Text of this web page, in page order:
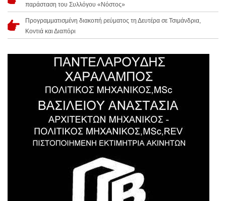
παράσταση του Συλλόγου «Νόστος»
Προγραμματισμένη διακοπή ρεύματος τη Δευτέρα σε Τσιμάνδρια,
Κοντιά και Διαπόρι